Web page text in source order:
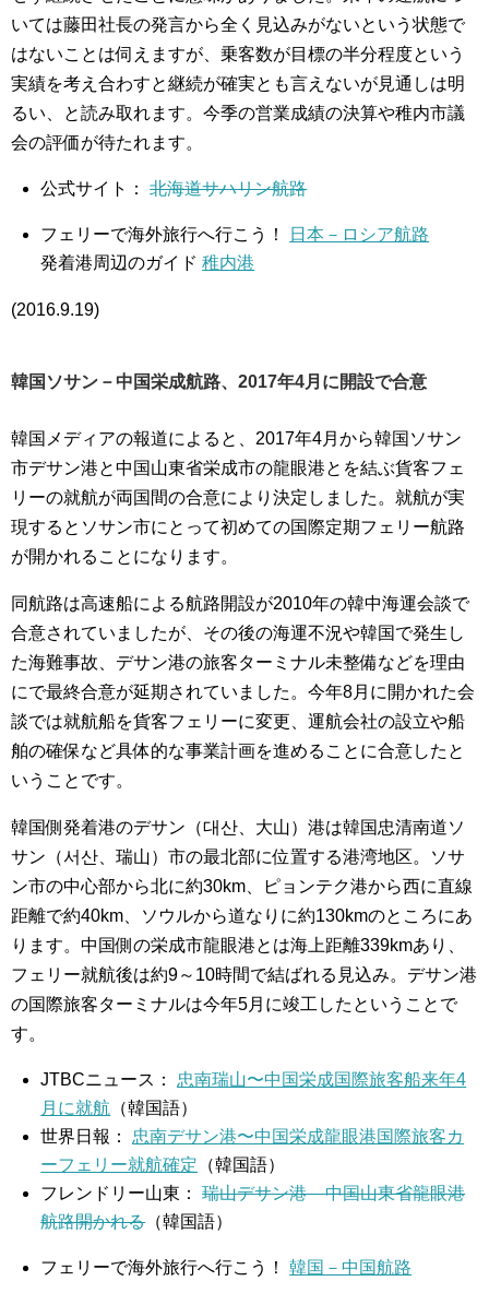
いては藤田社長の発言から全く見込みがないという状態で
はないことは伺えますが、乗客数が目標の半分程度という
実績を考え合わすと継続が確実とも言えないが見通しは明
るい、と読み取れます。今季の営業成績の決算や稚内市議
会の評価が待たれます。
公式サイト：北海道サハリン航路
フェリーで海外旅行へ行こう！
日本－ロシア航路
発着港周辺のガイド稚内港
(2016.9.19)
韓国ソサン－中国栄成航路、2017年4月に開設で合意
韓国メディアの報道によると、2017年4月から韓国ソサン
市デサン港と中国山東省栄成市の龍眼港とを結ぶ貨客フェ
リーの就航が両国間の合意により決定しました。就航が実
現するとソサン市にとって初めての国際定期フェリー航路
が開かれることになります。
同航路は高速船による航路開設が2010年の韓中海運会談で
合意されていましたが、その後の海運不況や韓国で発生し
た海難事故、デサン港の旅客ターミナル未整備などを理由
にで最終合意が延期されていました。今年8月に開かれた会
談では就航船を貨客フェリーに変更、運航会社の設立や船
舶の確保など具体的な事業計画を進めることに合意したと
いうことです。
韓国側発着港のデサン（대산、大山）港は韓国忠清南道ソ
サン（서산、瑞山）市の最北部に位置する港湾地区。ソサ
ン市の中心部から北に約30km、ピョンテク港から西に直線
距離で約40km、ソウルから道なりに約130kmのところにあ
ります。中国側の栄成市龍眼港とは海上距離339kmあり、
フェリー就航後は約9～10時間で結ばれる見込み。デサン港
の国際旅客ターミナルは今年5月に竣工したということで
す。
JTBCニュース： 忠南瑞山〜中国栄成国際旅客船来年4
月に就航 （韓国語）
世界日報： 忠南デサン港〜中国栄成龍眼港国際旅客カ
ーフェリー就航確定 （韓国語）
フレンドリー山東：瑞山デサン港 – 中国山東省龍眼港
航路開かれる（韓国語）
フェリーで海外旅行へ行こう！韓国－中国航路